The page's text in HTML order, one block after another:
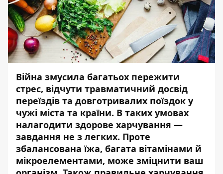
Війна змусила багатьох пережити
стрес, відчути травматичний досвід
переїздів та довготривалих поїздок у
чужі міста та країни. В таких умовах
налагодити здорове харчування —
завдання не з легких. Проте
збалансована їжа, багата вітамінами й
мікроелементами, може зміцнити ваш